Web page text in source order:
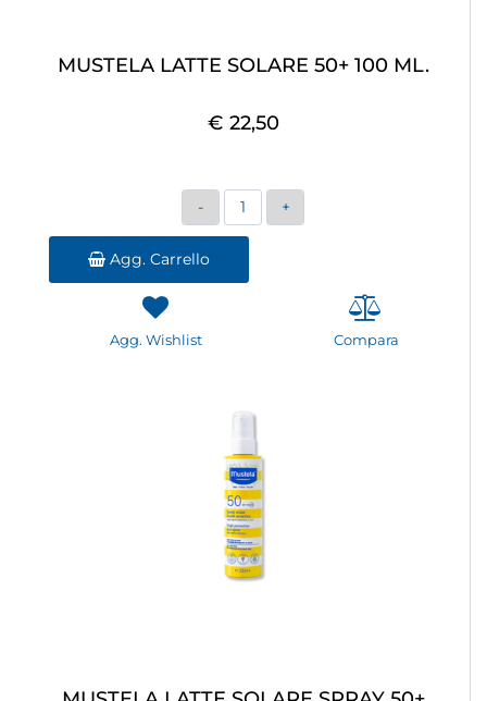
MUSTELA LATTE SOLARE 50+ 100 ML.
€ 22,50
Quantità
Agg. Carrello
Agg. Wishlist Compara